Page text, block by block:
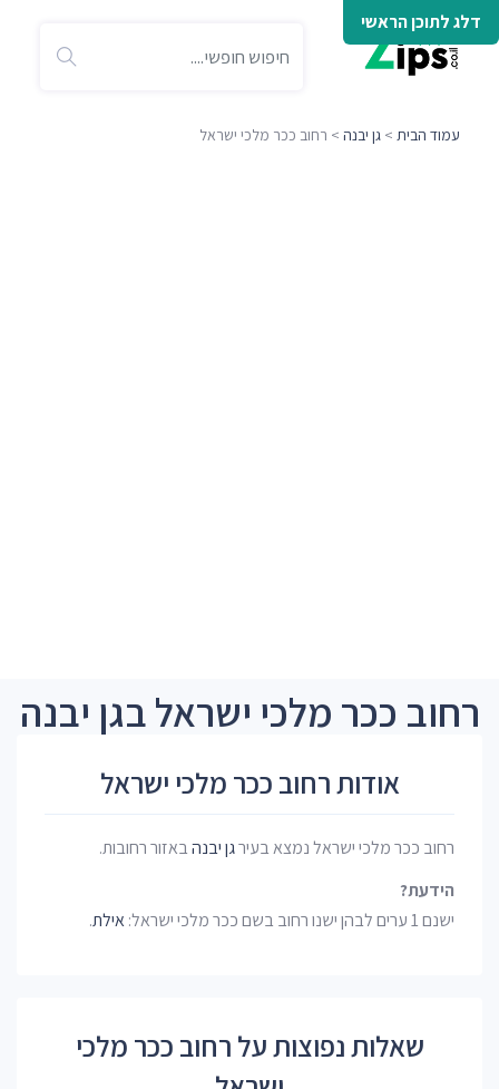
דלג לתוכן הראשי
עמוד הבית > גן יבנה > רחוב ככר מלכי ישראל
רחוב ככר מלכי ישראל בגן יבנה
אודות רחוב ככר מלכי ישראל
רחוב ככר מלכי ישראל נמצא בעירגן יבנהבאזור רחובות.
הידעת?
ישנם 1 ערים לבהן ישנו רחוב בשם ככר מלכי ישראל:
אילת.
שאלות נפוצות על רחוב ככר מלכי